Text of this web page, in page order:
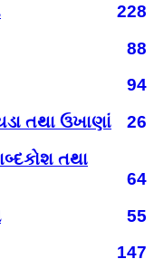
228
88
94
તથા ઉખાણાં
26
તથા
64
55
147